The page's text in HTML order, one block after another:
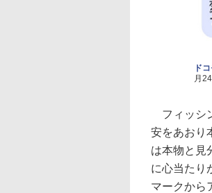
ド
月24
フィッシ
安をあおり
は本物と見
に心当たり
マークから